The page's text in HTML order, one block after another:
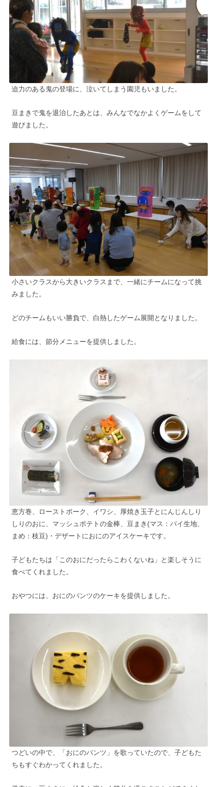
迫力のある鬼の登場に、泣いてしまう園児もいました。
豆まきで鬼を退治したあとは、みんなでなかよくゲームをして
遊びました。
小さいクラスから大きいクラスまで、一緒にチームになって挑
みました。
どのチームもいい勝負で、白熱したゲーム展開となりました。
給食には、節分メニューを提供しました。
恵方巻、ローストポーク、イワシ、厚焼き玉子とにんじんしり
しりのおに、マッシュポテトの金棒、豆まき(マス：パイ生地、
まめ：枝豆)・デザートにおにのアイスケーキです。
子どもたちは「このおにだったらこわくないね」と楽しそうに
食べてくれました。
おやつには、おにのパンツのケーキを提供しました。
つどいの中で、「おにのパンツ」を歌っていたので、子どもた
ちもすぐわかってくれました。